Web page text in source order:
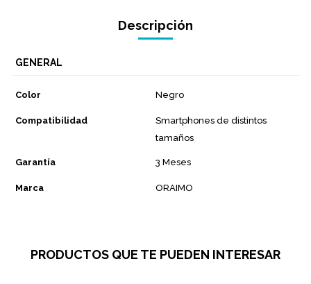
Descripción
GENERAL
Color Negro
Compatibilidad
Smartphones de distintos
tamaños
Garantía 3 Meses
Marca ORAIMO
PRODUCTOS QUE TE PUEDEN INTERESAR